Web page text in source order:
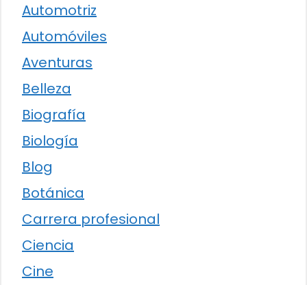
Automotriz
Automóviles
Aventuras
Belleza
Biografía
Biología
Blog
Botánica
Carrera profesional
Ciencia
Cine